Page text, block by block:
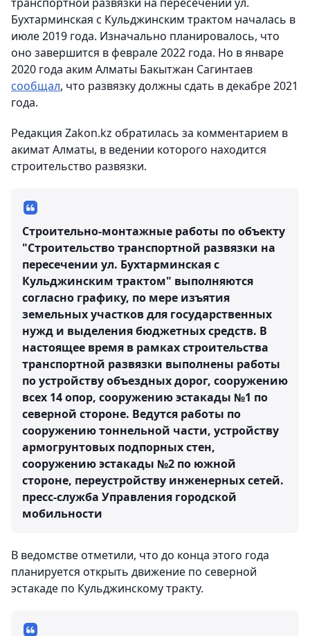
Бухтарминская с Кульджинским трактом началась в
июле 2019 года. Изначально планировалось, что
оно завершится в феврале 2022 года. Но в январе
2020 года аким Алматы Бакытжан Сагинтаев
сообщал, что развязку должны сдать в декабре 2021
года.
Редакция Zakon.kz обратилась за комментарием в
акимат Алматы, в ведении которого находится
строительство развязки.
Строительно-монтажные работы по объекту
"Строительство транспортной развязки на
пересечении ул. Бухтарминская с
Кульджинским трактом" выполняются
согласно графику, по мере изъятия
земельных участков для государственных
нужд и выделения бюджетных средств. В
настоящее время в рамках строительства
транспортной развязки выполнены работы
по устройству объездных дорог, сооружению
всех 14 опор, сооружению эстакады №1 по
северной стороне. Ведутся работы по
сооружению тоннельной части, устройству
армогрунтовых подпорных стен,
сооружению эстакады №2 по южной
стороне, переустройству инженерных сетей.
пресс-служба Управления городской
мобильности
В ведомстве отметили, что до конца этого года
планируется открыть движение по северной
эстакаде по Кульджинскому тракту.